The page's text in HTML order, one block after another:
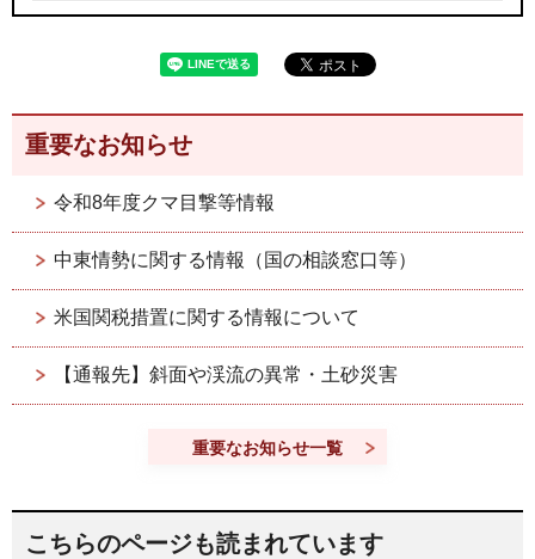
重要なお知らせ
令和8年度クマ目撃等情報
中東情勢に関する情報（国の相談窓口等）
米国関税措置に関する情報について
【通報先】斜面や渓流の異常・土砂災害
重要なお知らせ一覧
こちらのページも読まれています